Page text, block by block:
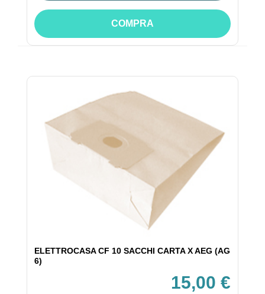
COMPRA
ELETTROCASA CF 10 SACCHI CARTA X AEG (AG
6)
15,00 €